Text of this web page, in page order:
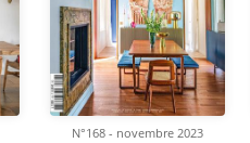
N°168 - novembre 2023